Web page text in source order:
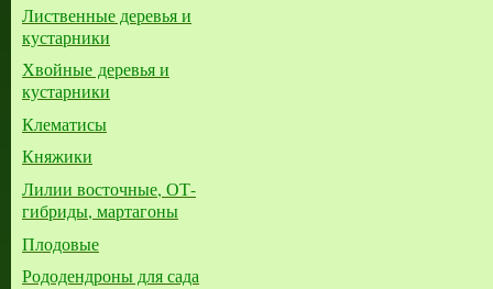
Лиственные деревья и
кустарники
Хвойные деревья и
кустарники
Клематисы
Княжики
Лилии восточные, ОТ-
гибриды, мартагоны
Плодовые
Рододендроны для сада